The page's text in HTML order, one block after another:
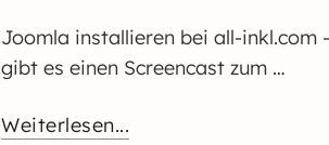
Joomla installieren bei all-inkl.com
gibt es einen Screencast zum …
Weiterlesen...